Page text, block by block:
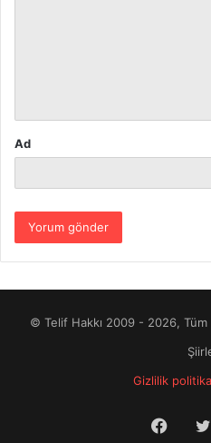
Ad
© Telif Hakkı 2009 - 2026, Tüm
Gizlilik